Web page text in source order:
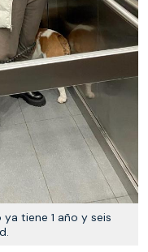
tiene 1 año y seis